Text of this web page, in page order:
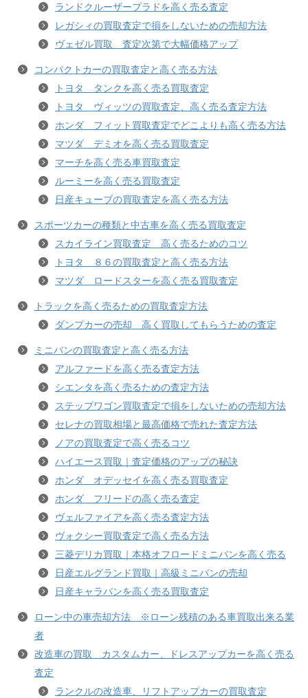
ランドクルーザープラドを高く売る査定
レガシィの買取査定で損をしないための売却方法
ヴェゼル買取 査定次第で大幅価格アップ
コンパクトカーの買取査定と高く売る方法
トヨタ タンクを高く売る買取査定
トヨタ ヴィッツの買取査定、高く売る査定方法
ホンダ フィット買取査定でどこよりも高く売る方法
マツダ デミオを高く売る買取査定
マーチを高く売る車買取査定
ルーミーを高く売る買取査定
日産キューブの買取査定を高く売る方法
スポーツカーの種類と中古車を高く売る買取査定
スカイライン買取査定 高く売るためのコツ
トヨタ ８６の買取査定と高く売る方法
マツダ ロードスターを高く売る買取査定
トラックを高く売るための買取査定方法
ダンプカーの売却 高く買取してもらうための査定
ミニバンの買取査定と高く売る方法
アルファードを高く売る査定方法
シエンタを高く売るための査定方法
ステップワゴン買取査定で損をしないための売却方法
セレナの買取相場と最高価格で売れた査定方法
ノアの買取査定で高く売るコツ
ハイエース買取｜査定価格のアップの秘訣
ホンダ オデッセイを高く売る買取査定
ホンダ フリードの高く売る査定
ヴェルファイアを高く売る査定方法
ヴォクシー買取査定で高く売る方法
三菱デリカ買取｜本格オフロードミニバンを高く売る
日産エルグランド買取｜高級ミニバンの売却
日産キャラバンを高く売る買取査定
ローン中の車売却方法 ※ローン残積のある車買取出来る業
者
改造車の買取 カスタムカー、ドレスアップカーを高く売る
査定
ランクルの改造車、リフトアップカーの買取査定